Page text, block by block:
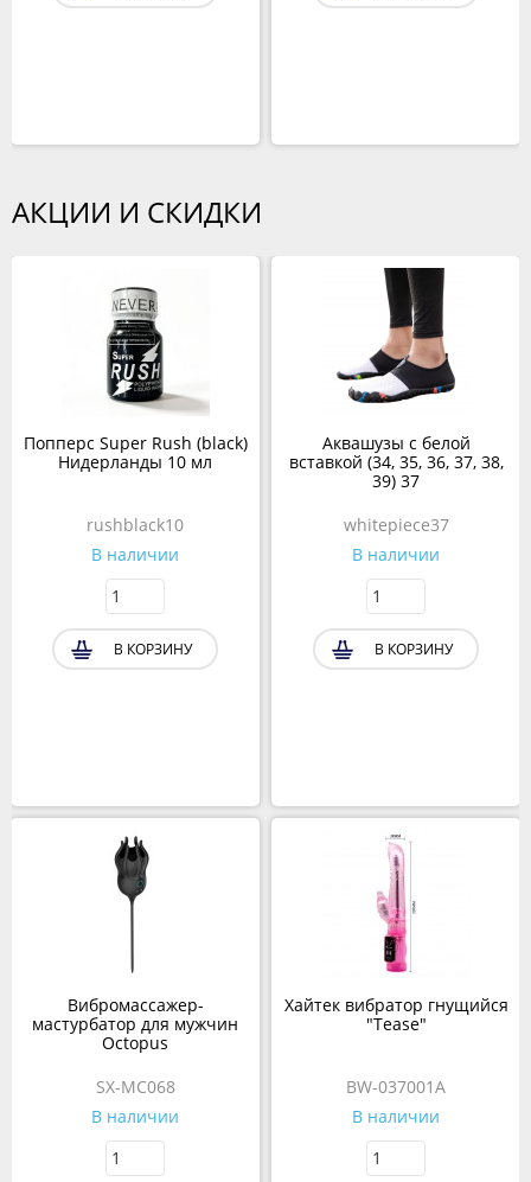
АКЦИИ И СКИДКИ
Попперс Super Rush (black)
Нидерланды 10 мл
rushblack10
В наличии
В КОРЗИНУ
Вибромассажер-
мастурбатор для мужчин
Octopus
SX-MC068
В наличии
Аквашузы с белой
вставкой (34, 35, 36, 37, 38,
39) 37
whitepiece37
В наличии
В КОРЗИНУ
Хайтек вибратор гнущийся
"Tease"
BW-037001A
В наличии